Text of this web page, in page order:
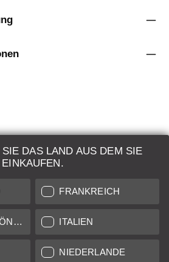
DAS LAND AUS DEM SIE
EINKAUFEN.
FRANKREICH
VEREINIGTES KÖNIGREICH ITALIEN
NIEDERLANDE